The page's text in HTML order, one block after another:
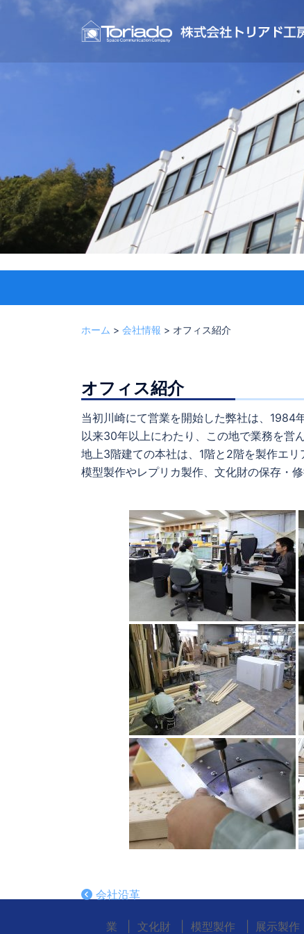
ン
ホーム > 会社情報 > オフィス紹介
オフィス紹介
当初川崎にて営業を開始した弊社は、1984
以来30年以上にわたり、この地で業務を営ん
地上3階建ての本社は、1階と2階を製作エ
模型製作やレプリカ製作、文化財の保存・
会社沿革
業
文化財 模型製作 展示製作